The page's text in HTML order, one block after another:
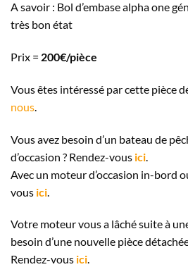
A savoir : Bol d’embase alpha one
très bon état
Prix = 200€/pièce
Vous êtes intéressé par cette pièce
nous
Vous avez besoin d’un bateau de
d’occasion ? Rendez-vous ici
Avec un moteur d’occasion in-bord
vous ici
Votre moteur vous a lâché suite à
besoin d’une nouvelle pièce
Rendez-vous ici.